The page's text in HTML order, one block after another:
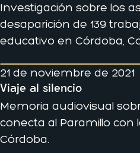
Investigación sobre los
desaparición de 139
educativo en Córdoba,
21 de noviembre de 2021
Viaje al silencio
Memoria audiovisual
conecta al Paramillo con
Córdoba.